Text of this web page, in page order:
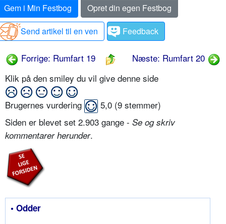
Gem i Min Festbog
Opret din egen Festbog
Send artikel til en ven
Feedback
Forrige: Rumfart 19
Næste: Rumfart 20
Klik på den smiley du vil give denne side
Brugernes vurdering 5,0 (9 stemmer)
Siden er blevet set 2.903 gange - Se og skriv
kommentarer herunder.
• Odder